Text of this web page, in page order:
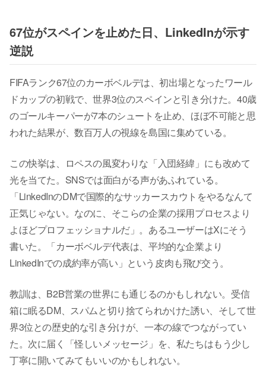
67位がスペインを止めた日、LinkedInが示す
逆説
FIFAランク67位のカーボベルデは、初出場となったワール
ドカップの初戦で、世界3位のスペインと引き分けた。40歳
のゴールキーパーが7本のシュートを止め、ほぼ不可能と思
われた結果が、数百万人の視線を島国に集めている。
この快挙は、ロペスの風変わりな「入団経緯」にも改めて
光を当てた。SNSでは面白がる声があふれている。
「LinkedInのDMで国際的なサッカースカウトをやるなんて
正気じゃない。なのに、そこらの企業の採用プロセスより
よほどプロフェッショナルだ」。あるユーザーはXにそう
書いた。「カーボベルデ代表は、平均的な企業より
LinkedInでの成約率が高い」という皮肉も飛び交う。
教訓は、B2B営業の世界にも通じるのかもしれない。受信
箱に眠るDM、スパムと切り捨てられかけた誘い、そして世
界3位との歴史的な引き分けが、一本の線でつながってい
た。次に届く「怪しいメッセージ」を、私たちはもう少し
丁寧に開いてみてもいいのかもしれない。